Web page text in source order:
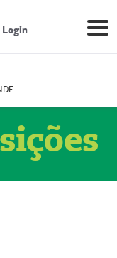
Login
MUDANÇA DE ENDEREÇO - DIAGITAB SERVIÇOS MÉDICOS LTDA (54003267-5)